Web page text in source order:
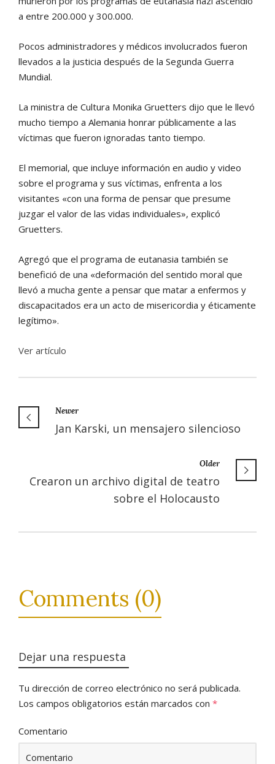
a entre 200.000 y 300.000.
Pocos administradores y médicos involucrados fueron
llevados a la justicia después de la Segunda Guerra
Mundial.
La ministra de Cultura Monika Gruetters dijo que le llevó
mucho tiempo a Alemania honrar públicamente a las
víctimas que fueron ignoradas tanto tiempo.
El memorial, que incluye información en audio y video
sobre el programa y sus víctimas, enfrenta a los
visitantes «con una forma de pensar que presume
juzgar el valor de las vidas individuales», explicó
Gruetters.
Agregó que el programa de eutanasia también se
benefició de una «deformación del sentido moral que
llevó a mucha gente a pensar que matar a enfermos y
discapacitados era un acto de misericordia y éticamente
legítimo».
Ver artículo
Newer
Jan Karski, un mensajero silencioso
Older
Crearon un archivo digital de teatro
sobre el Holocausto
Comments (0)
Dejar una respuesta
Tu dirección de correo electrónico no será publicada.
Los campos obligatorios están marcados con *
Comentario